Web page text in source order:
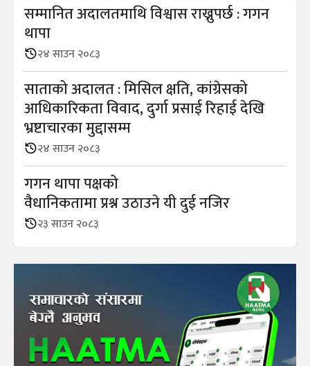
सम्मानित अदालतमाथि विश्वास राख्नुपर्छ : गगन
थापा
२४ साउन २०८३
साताको अदालत : मिसिल क्षति, कांग्रेसको
आधिकारिकता विवाद, दुर्गा प्रसाई रिहाई देखि
भ्रष्टाचारका मुद्दासम्म
२४ साउन २०८३
गगन थापा पक्षको
वैधानिकतामा प्रश्न उठाउने यी दुई नजिर
२३ साउन २०८३